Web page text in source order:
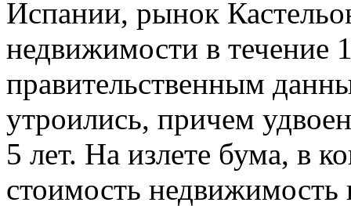
Испании, рынок
недвижимости в течение
правительственным
утроились, причем
5 лет. На излете бума, в
стоимость